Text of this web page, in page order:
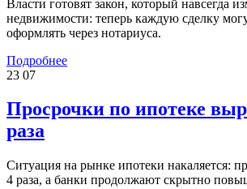
Власти готовят закон, который навсегда
недвижимости: теперь каждую сделку
оформлять через нотариуса.
Подробнее
23 07
Просрочки по ипотеке
раза
Ситуация на рынке ипотеки накаляется:
4 раза, а банки продолжают скрытно